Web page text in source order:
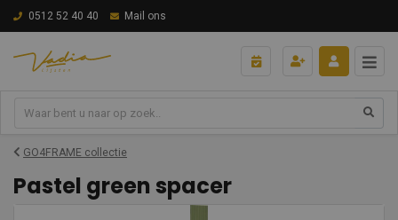
0512 52 40 40 Mail ons
GO4FRAME collectie
Pastel green spacer